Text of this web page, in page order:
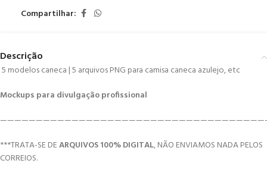
Compartilhar:
Descrição
5 modelos caneca | 5 arquivos PNG para camisa caneca azulejo, etc
Mockups para divulgação profissional
***TRATA-SE DEARQUIVOS 100% DIGITAL, NÃO ENVIAMOS NADA PELOS
CORREIOS.